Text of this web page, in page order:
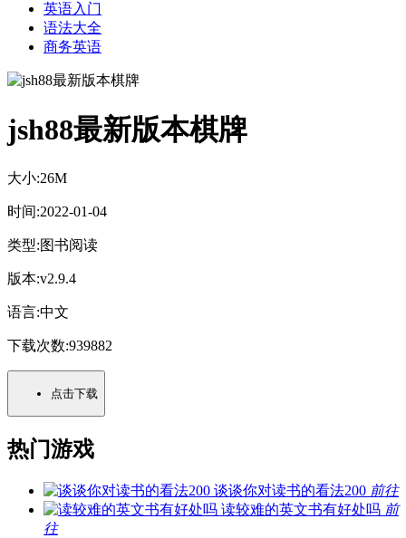
英语入门
语法大全
商务英语
jsh88最新版本棋牌
大小:26M
时间:2022-01-04
类型:图书阅读
版本:v2.9.4
语言:中文
下载次数:939882
点击下载
热门游戏
谈谈你对读书的看法200 前往
读较难的英文书有好处吗 前
往